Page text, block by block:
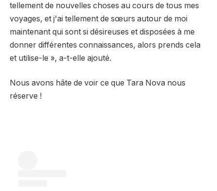
tellement de nouvelles choses au cours de tous mes
voyages, et j'ai tellement de sœurs autour de moi
maintenant qui sont si désireuses et disposées à me
donner différentes connaissances, alors prends cela
et utilise-le », a-t-elle ajouté.
Nous avons hâte de voir ce que Tara Nova nous
réserve !